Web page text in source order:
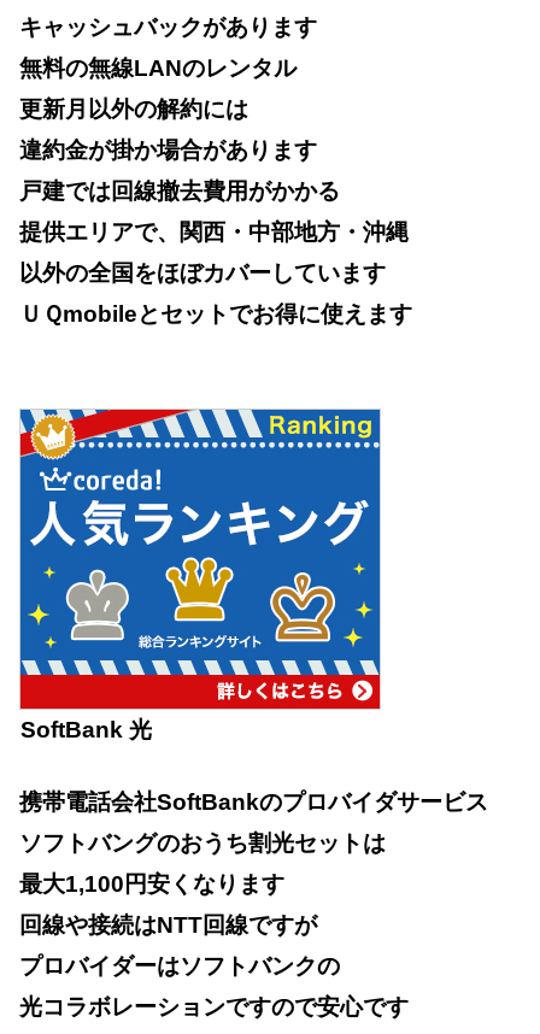
キャッシュバックがあります
無料の無線LANのレンタル
更新月以外の解約には
違約金が掛か場合があります
戸建では回線撤去費用がかかる
提供エリアで、関西・中部地方・沖縄
以外の全国をほぼカバーしています
ＵＱmobileとセットでお得に使えます
SoftBank 光
携帯電話会社SoftBankのプロバイダサービス
ソフトバングのおうち割光セットは
最大1,100円安くなります
回線や接続はNTT回線ですが
プロバイダーはソフトバンクの
光コラボレーションですので安心です